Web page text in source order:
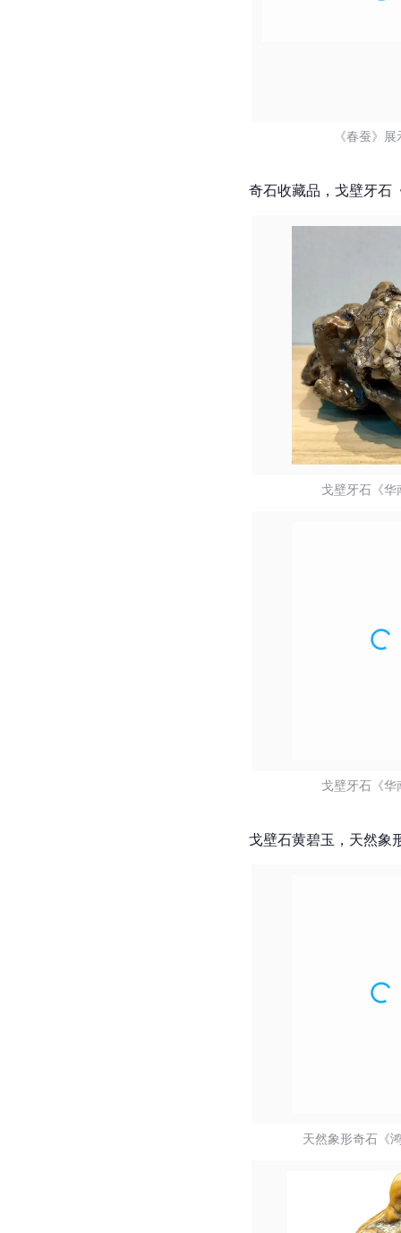
《春蚕》
奇石收藏品，戈壁牙石
戈壁牙石《
戈壁牙石《
戈壁石黄碧玉，天然象
天然象形奇石《